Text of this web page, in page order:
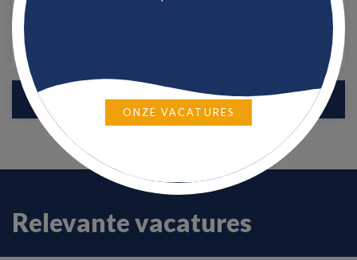
ONZE VACATURES
Relevante vacatures